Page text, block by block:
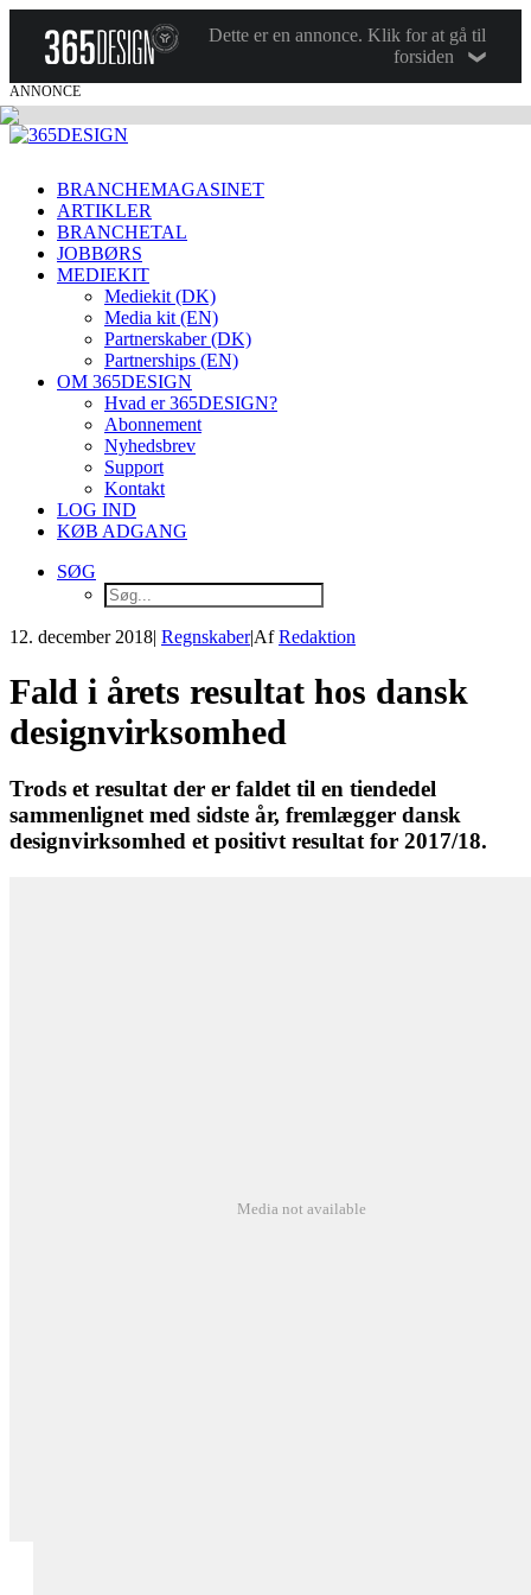
Dette er en annonce. Klik for at gå til
forsiden
ANNONCE
BRANCHEMAGASINET
ARTIKLER
BRANCHETAL
JOBBØRS
MEDIEKIT
Mediekit (DK)
Media kit (EN)
Partnerskaber (DK)
Partnerships (EN)
OM 365DESIGN
Hvad er 365DESIGN?
Abonnement
Nyhedsbrev
Support
Kontakt
LOG IND
KØB ADGANG
SØG
12. december 2018| Regnskaber|AfRedaktion
Fald i årets resultat hos dansk
designvirksomhed
Trods et resultat der er faldet til en tiendedel
sammenlignet med sidste år, fremlægger dansk
designvirksomhed et positivt resultat for 2017/18.
Media not available